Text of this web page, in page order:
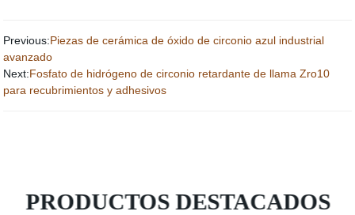
Previous:Piezas de cerámica de óxido de circonio azul industrial
avanzado
Next:Fosfato de hidrógeno de circonio retardante de llama Zro10
para recubrimientos y adhesivos
PRODUCTOS DESTACADOS